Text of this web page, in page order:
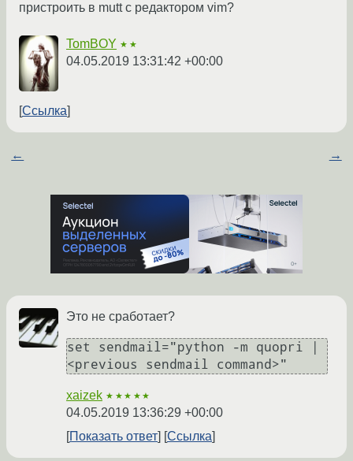
пристроить в mutt c редактором vim?
TomBOY ★★
04.05.2019 13:31:42 +00:00
Ссылка
← →
Это не сработает?
set sendmail="python -m quopri |
xaizek ★★★★★
04.05.2019 13:36:29 +00:00
Показать ответ
Ссылка